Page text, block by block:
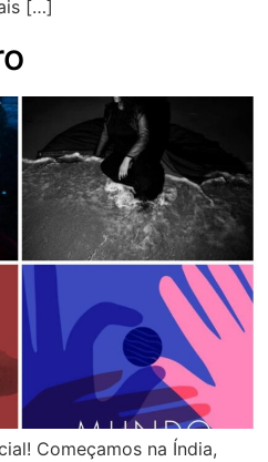
[…]
Começamos na Índia,